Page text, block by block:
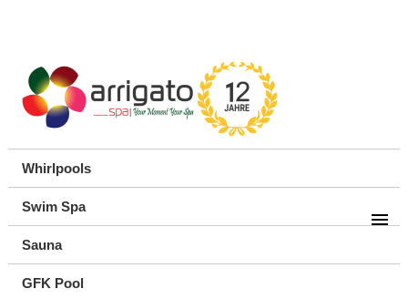
Whirlpools
Swim Spa
Sauna
GFK Pool